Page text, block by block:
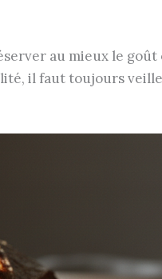
au mieux le
il faut toujours